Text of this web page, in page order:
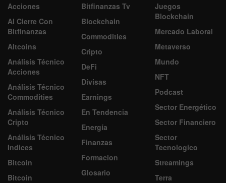
Acciones
Al Cierre Con
Bitfinanzas
Altcoins
Análisis Técnico
Acciones
Análisis Técnico
Commodities
Análisis Técnico
Cripto
Análisis Técnico
Indices
Bitcoin
Bitcoin
Bitfinanzas Tv
Blockchain
Commodities
Cripto
DeFi
Divisas
Earnings
En Tendencia
Energía
Finanzas
Formacion
Glosario
Juegos
Blockchain
Mercado Laboral
Metaverso
Mundo
NFT
Podcast
Sector Energético
Sector Financiero
Sector
Tecnologico
Streamings
Terra